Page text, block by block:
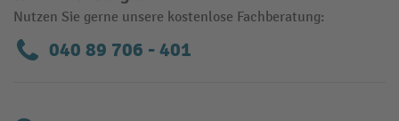
Nutzen Sie gerne unsere kostenlose Fachberatung:
040 89 706 - 401